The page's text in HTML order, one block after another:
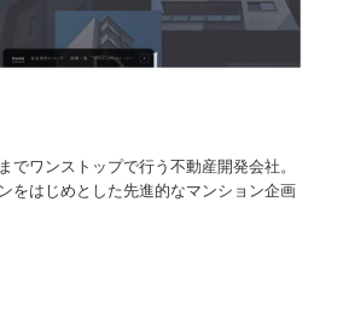
でワンストップで行う不動産開発会社。
をはじめとした先進的なマンション企画